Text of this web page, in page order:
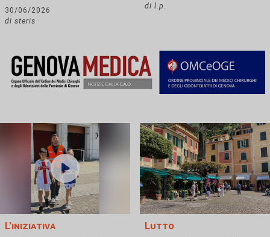
30/06/2026
di steris
di l.p.
L'iniziativa Lutto